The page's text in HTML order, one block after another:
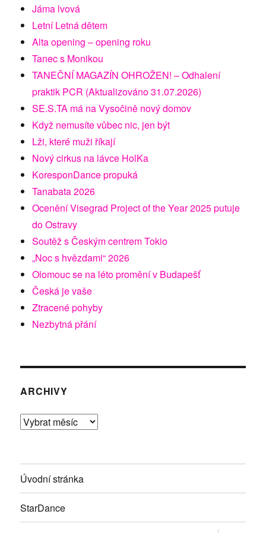
Jáma lvová
Letní Letná dětem
Alta opening – opening roku
Tanec s Monikou
TANEČNÍ MAGAZÍN OHROŽEN! – Odhalení
praktik PCR (Aktualizováno 31.07.2026)
SE.S.TA má na Vysočině nový domov
Když nemusíte vůbec nic, jen být
Lži, které muži říkají
Nový cirkus na lávce HolKa
KoresponDance propuká
Tanabata 2026
Ocenění Visegrad Project of the Year 2025 putuje
do Ostravy
Soutěž s Českým centrem Tokio
„Noc s hvězdami“ 2026
Olomouc se na léto promění v Budapešť
Česká je vaše
Ztracené pohyby
Nezbytná přání
ARCHIVY
Archivy
Úvodní stránka
StarDance